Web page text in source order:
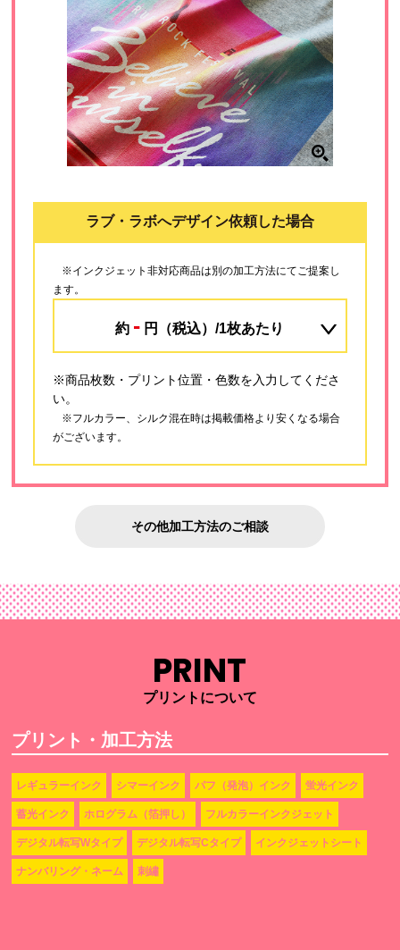
ラブ・ラボへデザイン依頼した場合
※インクジェット非対応商品は別の加工方法にてご提案し
ます。
約 - 円（税込）/1枚あたり
※商品枚数・プリント位置・色数を入力してくださ
い。
※フルカラー、シルク混在時は掲載価格より安くなる場合
がございます。
その他加工方法のご相談
PRINT
プリントについて
プリント・加工方法
レギュラーインク シマーインク パフ（発泡）インク 蛍光インク
蓄光インク ホログラム（箔押し） フルカラーインクジェット
デジタル転写Wタイプ デジタル転写Cタイプ インクジェットシート
ナンバリング・ネーム 刺繡